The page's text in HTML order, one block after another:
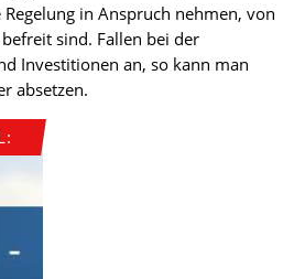
in Anspruch nehmen, von
sind. Fallen bei der
Investitionen an, so kann man
absetzen.